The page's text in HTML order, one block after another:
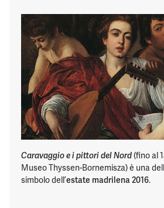
Caravaggio e i pittori del Nord(fino al
Museo Thyssen-Bornemisza) è una
simbolo dell’estate madrilena 2016.